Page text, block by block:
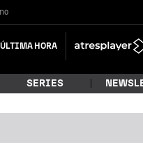
ÚLTIMA HORA
SERIES